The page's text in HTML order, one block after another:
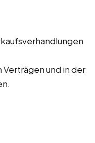
Verträgen und in der